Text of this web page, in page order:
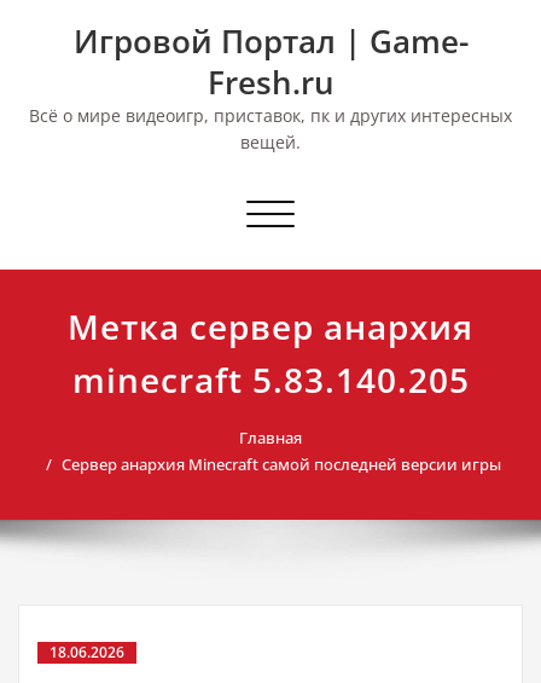
Игровой Портал | Game-
Fresh.ru
Всё о мире видеоигр, приставок, пк и других интересных
вещей.
Переключить
Метка сервер анархия
minecraft 5.83.140.205
Главная
Сервер анархия Minecraft самой последней версии игры
18.06.2026